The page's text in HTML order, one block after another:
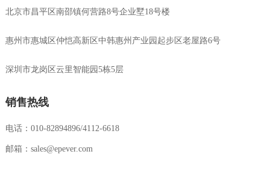
北京市昌平区南邵镇何营路8号企业墅18号楼
惠州市惠城区仲恺高新区中韩惠州产业园起步区老屋路6号
深圳市龙岗区云里智能园5栋5层
销售热线
电话：010-82894896/4112-6618
邮箱：sales@epever.com